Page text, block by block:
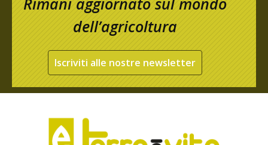
dell’agricoltura
Iscriviti alle nostre newsletter